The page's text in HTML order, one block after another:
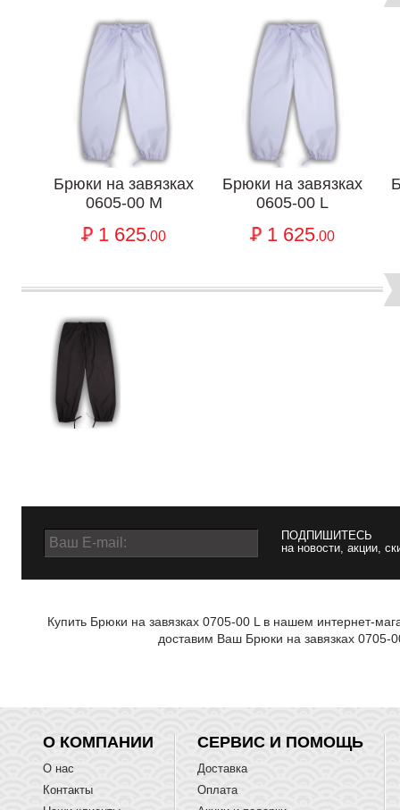
Брюки на завязках
0605-00 M
1 625.00
Брюки на завязках
0605-00 L
1 625.00
ПОДПИШИТЕСЬ
на новости, акции,
Купить Брюки на завязках 0705-00 L в нашем интернет-
доставим Ваш Брюки на завязках 0705-
О КОМПАНИИ
О нас
Контакты
СЕРВИС И ПОМОЩЬ
Доставка
Оплата